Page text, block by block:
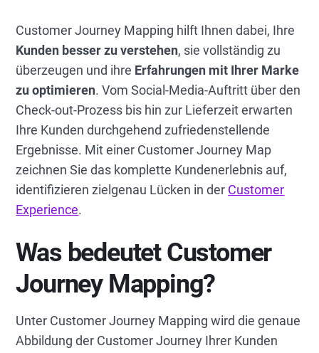
Customer Journey Mapping hilft Ihnen dabei, Ihre
Kunden besser zu verstehen, sie vollständig zu
überzeugen und ihre Erfahrungen mit Ihrer Marke
zu optimieren. Vom Social-Media-Auftritt über den
Check-out-Prozess bis hin zur Lieferzeit erwarten
Ihre Kunden durchgehend zufriedenstellende
Ergebnisse. Mit einer Customer Journey Map
zeichnen Sie das komplette Kundenerlebnis auf,
identifizieren zielgenau Lücken in der Customer
Experience.
Was bedeutet Customer
Journey Mapping?
Unter Customer Journey Mapping wird die genaue
Abbildung der Customer Journey Ihrer Kunden